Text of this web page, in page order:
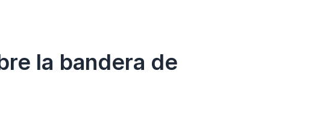
la bandera de